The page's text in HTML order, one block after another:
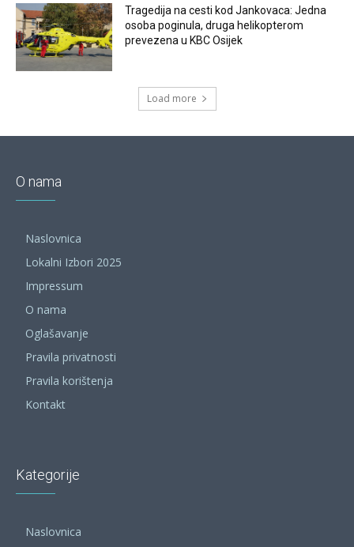
Tragedija na cesti kod Jankovaca: Jedna
osoba poginula, druga helikopterom
prevezena u KBC Osijek
Load more
O nama
Naslovnica
Lokalni Izbori 2025
Impressum
O nama
Oglašavanje
Pravila privatnosti
Pravila korištenja
Kontakt
Kategorije
Naslovnica